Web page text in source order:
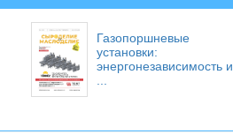
Газопоршневые
установки:
энергонезависимость и